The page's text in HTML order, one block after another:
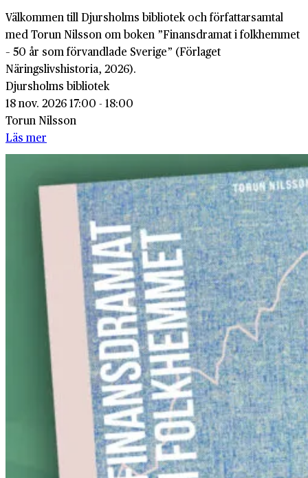
Välkommen till Djursholms bibliotek och författarsamtal
med Torun Nilsson om boken ”Finansdramat i folkhemmet
– 50 år som förvandlade Sverige” (Förlaget
Näringslivshistoria, 2026).
Djursholms bibliotek
18 nov. 2026 17:00 - 18:00
Torun Nilsson
Läs mer